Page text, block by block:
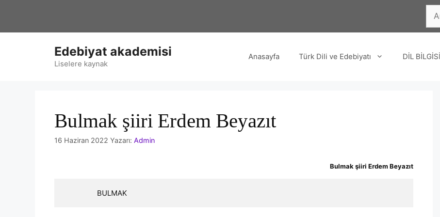
ara
Edebiyat akademisi
Liselere kaynak
Anasayfa Türk Dili ve Edebiyatı DİL BİLGİSİ
Bulmak şiiri Erdem Beyazıt
16 Haziran 2022 Yazarı: Admin
Bulmak şiiri Erdem Beyazıt
                 BULMAK